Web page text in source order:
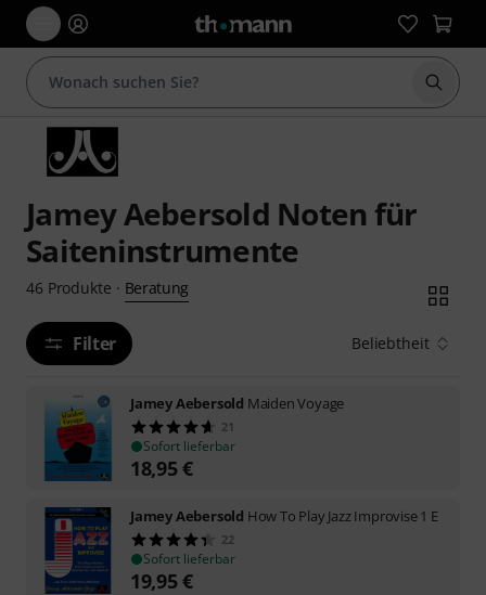
Suche
Jamey Aebersold Noten für
Saiteninstrumente
46 Produkte · Beratung
Filter Beliebtheit
Jamey Aebersold Maiden Voyage
21
Sofort lieferbar
18,95€
Jamey Aebersold How To Play Jazz Improvise 1 E
22
Sofort lieferbar
19,95€